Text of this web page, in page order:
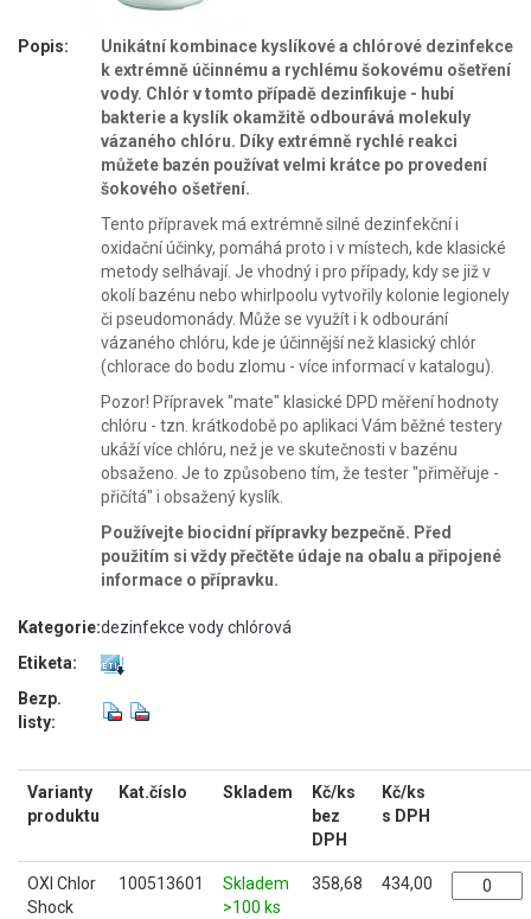
Popis:
Unikátní kombinace kyslíkové a chlórové dezinfekce
k extrémně účinnému a rychlému šokovému ošetření
vody. Chlór v tomto případě dezinfikuje - hubí
bakterie a kyslík okamžitě odbourává molekuly
vázaného chlóru. Díky extrémně rychlé reakci
můžete bazén používat velmi krátce po provedení
šokového ošetření.
Tento přípravek má extrémně silné dezinfekční i
oxidační účinky, pomáhá proto i v místech, kde klasické
metody selhávají. Je vhodný i pro případy, kdy se již v
okolí bazénu nebo whirlpoolu vytvořily kolonie legionely
či pseudomonády. Může se využít i k odbourání
vázaného chlóru, kde je účinnější než klasický chlór
(chlorace do bodu zlomu - více informací v katalogu).
Pozor! Přípravek "mate" klasické DPD měření hodnoty
chlóru - tzn. krátkodobě po aplikaci Vám běžné testery
ukáží více chlóru, než je ve skutečnosti v bazénu
obsaženo. Je to způsobeno tím, že tester "přiměřuje -
přičítá" i obsažený kyslík.
Používejte biocidní přípravky bezpečně. Před
použitím si vždy přečtěte údaje na obalu a připojené
informace o přípravku.
Kategorie:dezinfekce vody chlórová
Etiketa:
Bezp.
listy:
Varianty
produktu
Kat.číslo Skladem
Kč/ks
bez
DPH
Kč/ks
s DPH
OXI Chlor
Shock
100513601
Skladem
>100 ks
358,68 434,00